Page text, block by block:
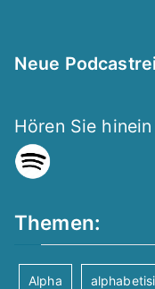
Neue
Hören Sie
Themen:
Alpha